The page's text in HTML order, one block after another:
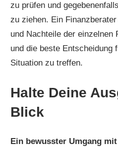
zu prüfen und
zu ziehen. Ein
und Nachteile der einzelnen
und die beste Entscheidung
Situation zu treffen.
Halte Deine
Blick
Ein bewusster Umgang